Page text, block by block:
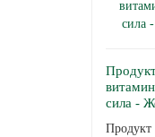
сила -
Продукт